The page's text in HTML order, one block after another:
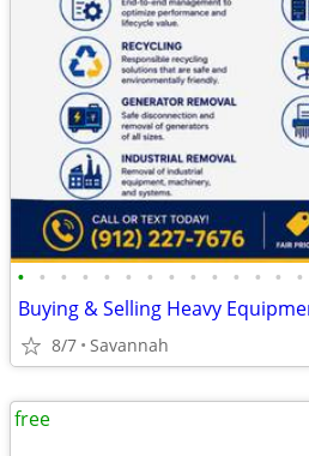
• • • • • • • • • • • • • •
Buying & Selling Heavy
8/7 Savannah
free